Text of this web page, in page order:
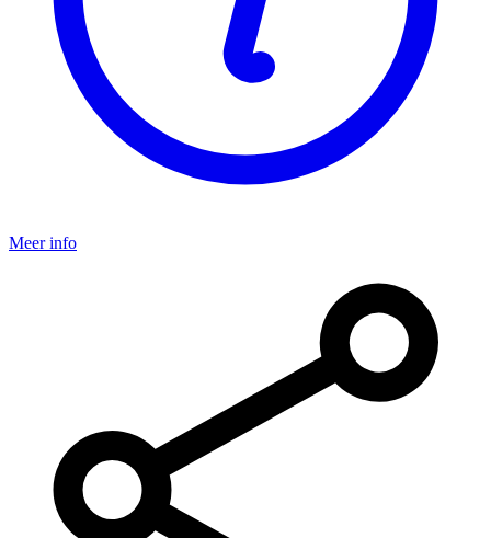
Meer info